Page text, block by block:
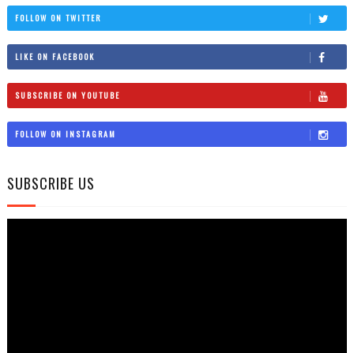
FOLLOW ON TWITTER
LIKE ON FACEBOOK
SUBSCRIBE ON YOUTUBE
FOLLOW ON INSTAGRAM
SUBSCRIBE US